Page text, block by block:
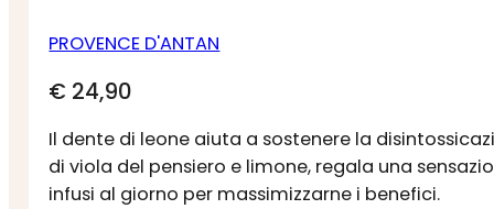
PROVENCE D'ANTAN
€ 24,90
Il dente di leone aiuta a sostenere la
di viola del pensiero e limone, regala una
infusi al giorno per massimizzarne i benefici.